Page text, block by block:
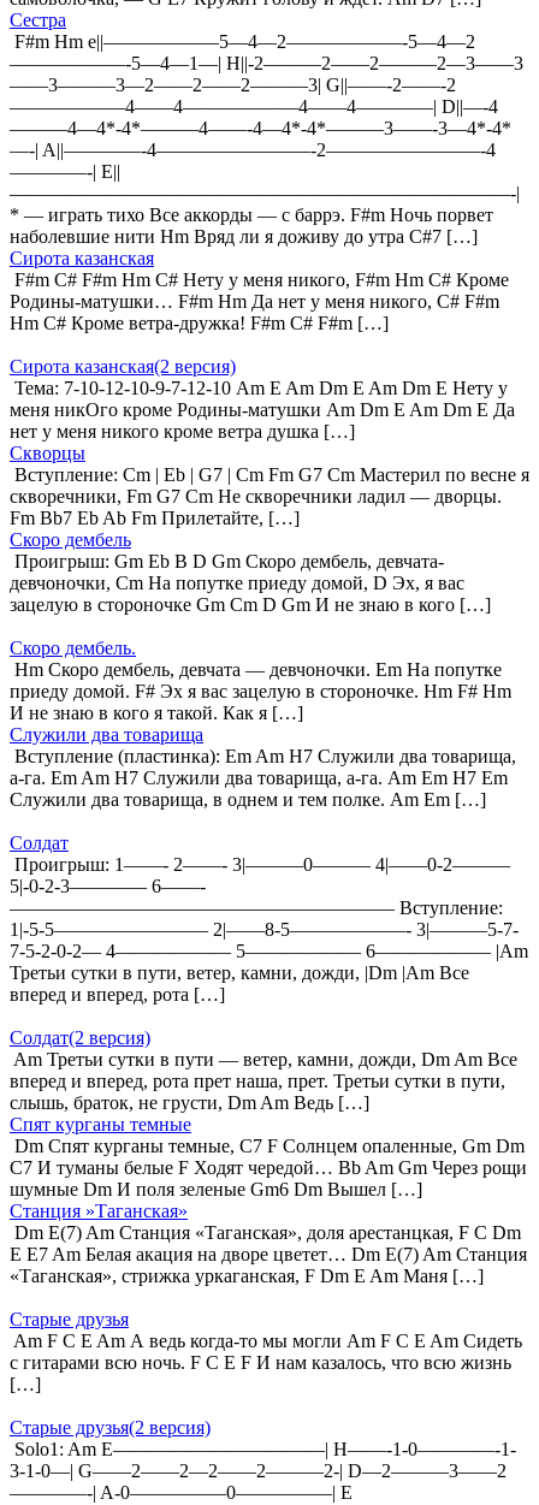
Сестра
F#m Hm e||——————5—4—2——————-5—4—2
——————-5—4—1—| H||-2———2——2———2—3——3
——3———3—2——2——2———3| G||——-2——-2
——————4——4——————4——4————| D||—-4
———4—4*-4*———4——-4—4*-4*———3——-3—4*-4*
—-| A||————-4————————-2————————-4
————-| E||
——————————————————————————-|
* — играть тихо Все аккорды — с баррэ. F#m Ночь порвет
наболевшие нити Hm Вряд ли я доживу до утра C#7 […]
Сирота казанская
F#m C# F#m Hm C# Нету у меня никого, F#m Hm C# Кроме
Родины-матушки… F#m Hm Да нет у меня никого, C# F#m
Hm C# Кроме ветра-дружка! F#m C# F#m […]
Сирота казанская(2 версия)
Тема: 7-10-12-10-9-7-12-10 Am E Am Dm E Am Dm E Нету y
меня никОго кроме Родины-матушки Am Dm E Am Dm E Да
нет y меня никого кроме ветра душка […]
Скворцы
Вступление: Cm | Eb | G7 | Cm Fm G7 Cm Мастерил по весне я
скворечники, Fm G7 Cm Не скворечники ладил — дворцы.
Fm Bb7 Eb Ab Fm Прилетайте, […]
Скоро дембель
Проигрыш: Gm Eb B D Gm Скоро дембель, девчата-
девчоночки, Cm На попутке приеду домой, D Эх, я вас
зацелую в стороночке Gm Cm D Gm И не знаю в кого […]
Скоро дембель.
Hm Скоро дембель, девчата — девчоночки. Em На попутке
приеду домой. F# Эх я вас зацелую в стороночке. Hm F# Hm
И не знаю в кого я такой. Как я […]
Служили два товарища
Вступление (пластинка): Em Am H7 Служили два товарища,
а-га. Em Am H7 Служили два товарища, а-га. Am Em H7 Em
Служили два товарища, в однем и тем полке. Am Em […]
Солдат
Проигрыш: 1——- 2——- 3|———0——— 4|——0-2———
5|-0-2-3———— 6——-
———————————————————— Вступление:
1|-5-5———————— 2|——8-5——————- 3|———5-7-
7-5-2-0-2— 4—————— 5—————— 6—————— |Am
Третьи сутки в пути, ветер, камни, дожди, |Dm |Am Все
вперед и вперед, рота […]
Солдат(2 версия)
Am Третьи сутки в пути — ветер, камни, дожди, Dm Am Все
вперед и вперед, рота прет наша, прет. Третьи сутки в пути,
слышь, браток, не грусти, Dm Am Ведь […]
Спят курганы темные
Dm Спят курганы темные, C7 F Солнцем опаленные, Gm Dm
C7 И туманы белые F Ходят чередой… Bb Am Gm Через рощи
шумные Dm И поля зеленые Gm6 Dm Вышел […]
Станция »Таганская»
Dm E(7) Am Станция «Таганская», доля арестанцкая, F C Dm
E E7 Am Белая акация на дворе цветет… Dm E(7) Am Станция
«Таганская», стрижка уркаганская, F Dm E Am Маня […]
Старые друзья
Am F C E Am А ведь когда-то мы могли Am F C E Am Сидеть
с гитарами всю ночь. F C E F И нам казалось, что всю жизнь
[…]
Старые друзья(2 версия)
Solo1: Am E———————————| H——-1-0————-1-
3-1-0—| G——2——2—2——2———2-| D—2———3——2
————-| A-0—————0—————| E